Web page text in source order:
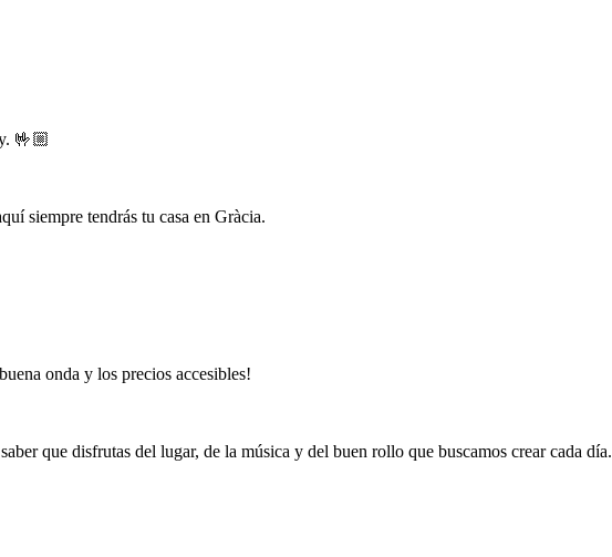
🤟🏼
siempre tendrás tu casa en Gràcia.
onda y los precios accesibles!
que disfrutas del lugar, de la música y del buen rollo que buscamos crear cada día.